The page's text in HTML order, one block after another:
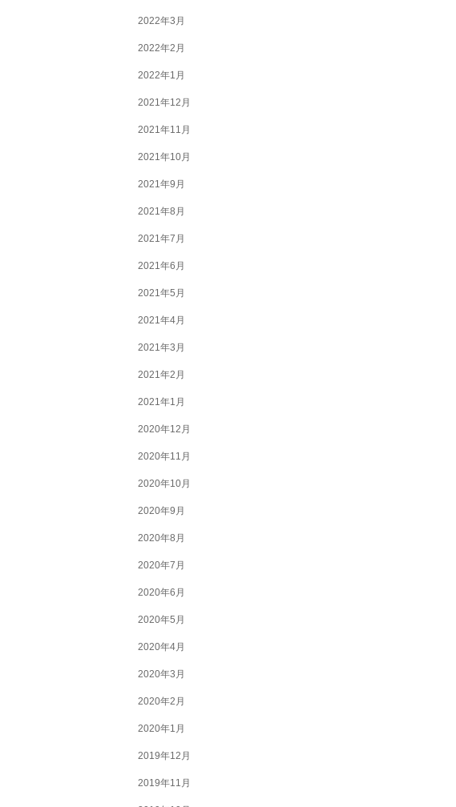
2022年3月
2022年2月
2022年1月
2021年12月
2021年11月
2021年10月
2021年9月
2021年8月
2021年7月
2021年6月
2021年5月
2021年4月
2021年3月
2021年2月
2021年1月
2020年12月
2020年11月
2020年10月
2020年9月
2020年8月
2020年7月
2020年6月
2020年5月
2020年4月
2020年3月
2020年2月
2020年1月
2019年12月
2019年11月